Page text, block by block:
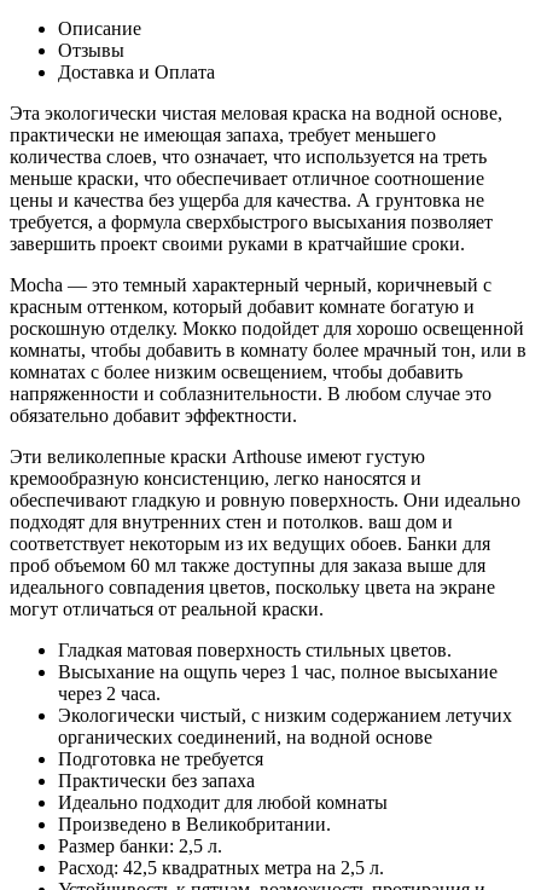
Описание
Отзывы
Доставка и Оплата
Эта экологически чистая меловая краска на водной основе,
практически не имеющая запаха, требует меньшего
количества слоев, что означает, что используется на треть
меньше краски, что обеспечивает отличное соотношение
цены и качества без ущерба для качества. А грунтовка не
требуется, а формула сверхбыстрого высыхания позволяет
завершить проект своими руками в кратчайшие сроки.
Mocha — это темный характерный черный, коричневый с
красным оттенком, который добавит комнате богатую и
роскошную отделку. Мокко подойдет для хорошо освещенной
комнаты, чтобы добавить в комнату более мрачный тон, или в
комнатах с более низким освещением, чтобы добавить
напряженности и соблазнительности. В любом случае это
обязательно добавит эффектности.
Эти великолепные краски Arthouse имеют густую
кремообразную консистенцию, легко наносятся и
обеспечивают гладкую и ровную поверхность. Они идеально
подходят для внутренних стен и потолков. ваш дом и
соответствует некоторым из их ведущих обоев. Банки для
проб объемом 60 мл также доступны для заказа выше для
идеального совпадения цветов, поскольку цвета на экране
могут отличаться от реальной краски.
Гладкая матовая поверхность стильных цветов.
Высыхание на ощупь через 1 час, полное высыхание
через 2 часа.
Экологически чистый, с низким содержанием летучих
органических соединений, на водной основе
Подготовка не требуется
Практически без запаха
Идеально подходит для любой комнаты
Произведено в Великобритании.
Размер банки: 2,5 л.
Расход: 42,5 квадратных метра на 2,5 л.